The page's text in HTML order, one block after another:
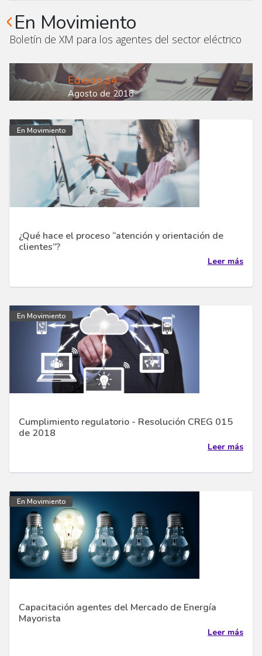
En Movimiento
Boletín de XM para los agentes del sector eléctrico
Edición 34
Agosto de 2018
En Movimiento
¿Qué hace el proceso “atención y orientación de
clientes”?
Leer más
En Movimiento
Cumplimiento regulatorio - Resolución CREG 015
de 2018
Leer más
En Movimiento
Capacitación agentes del Mercado de Energía
Mayorista
Leer más